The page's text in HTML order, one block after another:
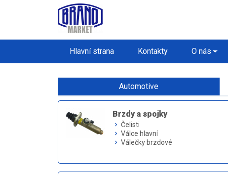
Hlavní strana Kontakty O nás
Automotive
Brzdy a spojky
keyboard_arrow_right Čelisti
keyboard_arrow_right Válce hlavní
keyboard_arrow_right Válečky brzdové